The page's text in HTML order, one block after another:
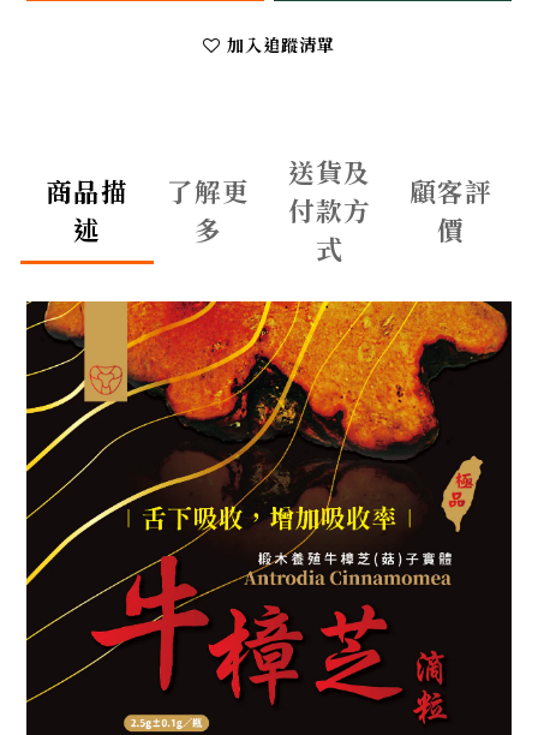
加入追蹤清單
商品描
述
了解更
多
送貨及
付款方
式
顧客評
價